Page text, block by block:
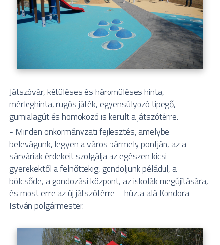
Játszóvár, kétüléses és háromüléses hinta,
mérleghinta, rugós játék, egyensúlyozó tipegő,
gumialagút és homokozó is került a játszótérre.
- Minden önkormányzati fejlesztés, amelybe
belevágunk, legyen a város bármely pontján, az a
sárváriak érdekeit szolgálja az egészen kicsi
gyerekektől a felnőttekig, gondoljunk péládul, a
bölcsőde, a gondozási központ, az iskolák megújítására,
és most erre az új játszótérre – húzta alá Kondora
István polgármester.